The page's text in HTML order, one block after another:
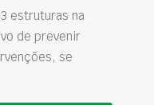
estruturas na
de prevenir
se